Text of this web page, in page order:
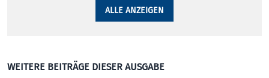
ALLE ANZEIGEN
WEITERE BEITRÄGE DIESER AUSGABE